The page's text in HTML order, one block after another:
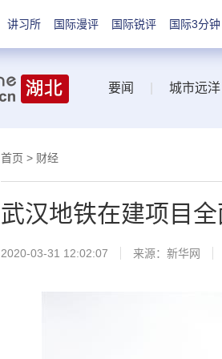
讲习所 国际漫评 国际锐评 国际3分钟
要闻 城市远洋
首页 > 财经
武汉地铁在建项目
2020-03-31 12:02:07 来源： 新华网